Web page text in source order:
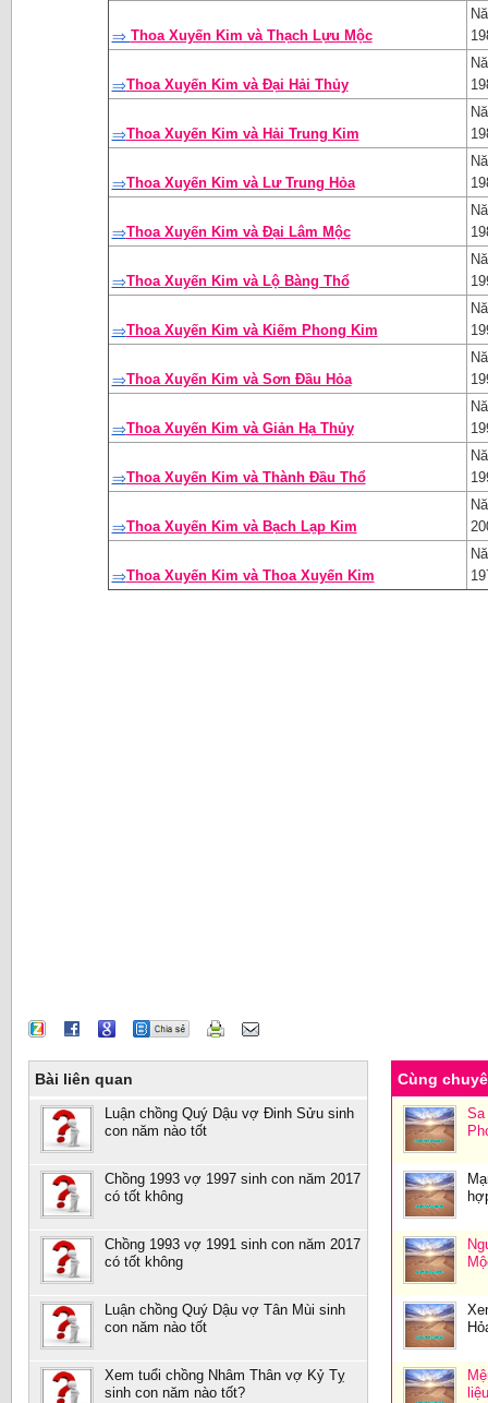
⇒ Thoa Xuyến Kim và Thạch Lựu Mộc
⇒Thoa Xuyến Kim và Đại Hải Thủy
⇒Thoa Xuyến Kim và Hải Trung Kim
⇒Thoa Xuyến Kim và Lư Trung Hỏa
⇒Thoa Xuyến Kim và Đại Lâm Mộc
⇒Thoa Xuyến Kim và Lộ Bàng Thổ
⇒Thoa Xuyến Kim và Kiếm Phong Kim
⇒Thoa Xuyến Kim và Sơn Đầu Hỏa
⇒Thoa Xuyến Kim và Giản Hạ Thủy
⇒Thoa Xuyến Kim và Thành Đầu Thổ
⇒Thoa Xuyến Kim và Bạch Lạp Kim
⇒Thoa Xuyến Kim và Thoa Xuyến Kim
Bài liên quan
Luận chồng Quý Dậu vợ Đinh Sửu sinh
con năm nào tốt
Chồng 1993 vợ 1997 sinh con năm 2017
có tốt không
Chồng 1993 vợ 1991 sinh con năm 2017
có tốt không
Luận chồng Quý Dậu vợ Tân Mùi sinh
con năm nào tốt
Xem tuổi chồng Nhâm Thân vợ Kỷ Tỵ
sinh con năm nào tốt?
Cùng
Sa